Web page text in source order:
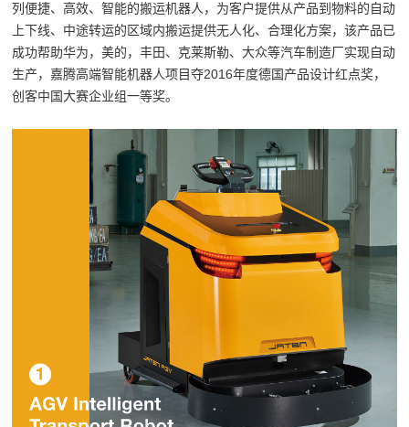
列便捷、高效、智能的搬运机器人，为客户提供从产品到物料的自动
上下线、中途转运的区域内搬运提供无人化、合理化方案，该产品已
成功帮助华为，美的，丰田、克莱斯勒、大众等汽车制造厂实现自动
生产，嘉腾高端智能机器人项目夺2016年度德国产品设计红点奖，
创客中国大赛企业组一等奖。